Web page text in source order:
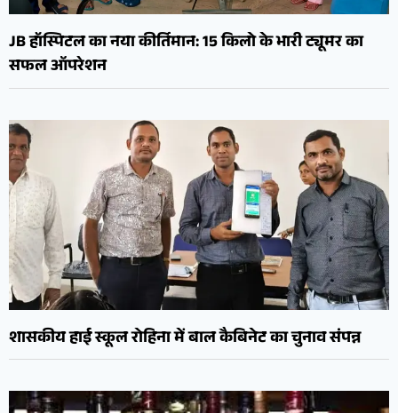
JB हॉस्पिटल का नया कीर्तिमान: 15 किलो के भारी ट्यूमर का
सफल ऑपरेशन
शासकीय हाई स्कूल रोहिना में बाल कैबिनेट का चुनाव संपन्न